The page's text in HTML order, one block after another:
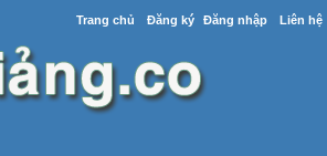
Trang chủ Đăng ký Đăng nhập Liên hệ